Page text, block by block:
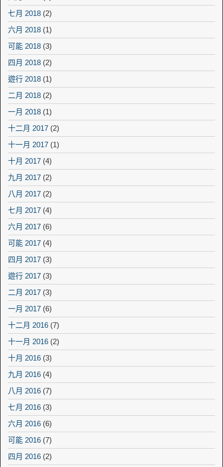
七月 2018 (2)
六月 2018 (1)
可能 2018 (3)
四月 2018 (2)
遊行 2018 (1)
二月 2018 (2)
一月 2018 (1)
十二月 2017 (2)
十一月 2017 (1)
十月 2017 (4)
九月 2017 (2)
八月 2017 (2)
七月 2017 (4)
六月 2017 (6)
可能 2017 (4)
四月 2017 (3)
遊行 2017 (3)
二月 2017 (3)
一月 2017 (6)
十二月 2016 (7)
十一月 2016 (2)
十月 2016 (3)
九月 2016 (4)
八月 2016 (7)
七月 2016 (3)
六月 2016 (6)
可能 2016 (7)
四月 2016 (2)